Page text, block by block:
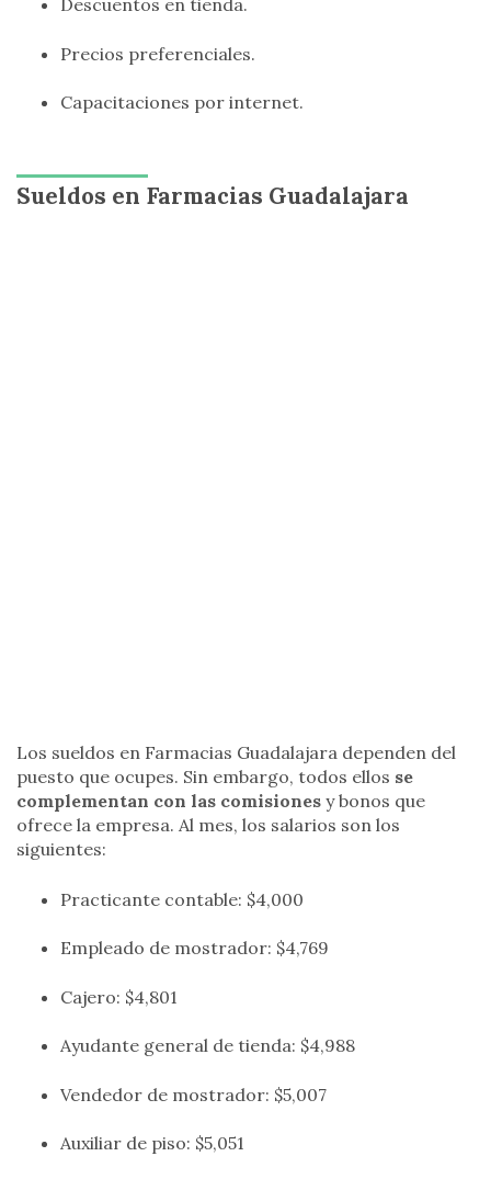
Descuentos en tienda.
Precios preferenciales.
Capacitaciones por internet.
Sueldos en Farmacias Guadalajara
Los sueldos en Farmacias Guadalajara dependen del
puesto que ocupes. Sin embargo, todos ellos se
complementan con las comisiones y bonos que
ofrece la empresa. Al mes, los salarios son los
siguientes:
Practicante contable: $4,000
Empleado de mostrador: $4,769
Cajero: $4,801
Ayudante general de tienda: $4,988
Vendedor de mostrador: $5,007
Auxiliar de piso: $5,051